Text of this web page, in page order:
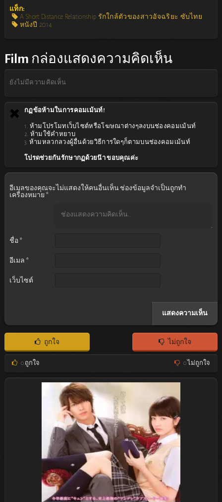
แท็ก:
A Short Distance Relationship รักใกล้ตัวของสาวอัจฉริยะ ซับไทย
หนังปี 2014
Film กล่องแสดงความคิดเห็น
ยังไม่มีความคิดเห็น
กฏข้อห้ามในการคอมเม้นท์!
1. ห้ามโปรโมทเว็บไซต์หรือโฆษณาต่างๆลงบนช่องคอมเม้นท์
2. ห้ามใช้คำหยาบ
3. ห้ามหลวกลวงผู้อื่นด้วยวิธีการใดๆก็ตามบนช่องคอมเม้นท์
โปรดช่วยกันรักษากฏด้วยน๊า ขอบคุณค่ะ
อีเมลของคุณจะไม่แสดงให้คนอื่นเห็น ช่องข้อมูลจำเป็นถูกทำ
เครื่องหมาย *
ชื่อ *
อีเมล *
เว็บไซต์
ถูกใจ ไม่ถูกใจ
0ถูกใจ 0ไม่ถูกใจ